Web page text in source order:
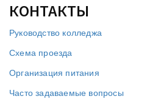
КОНТАКТЫ
Руководство колледжа
Схема проезда
Организация питания
Часто задаваемые вопросы